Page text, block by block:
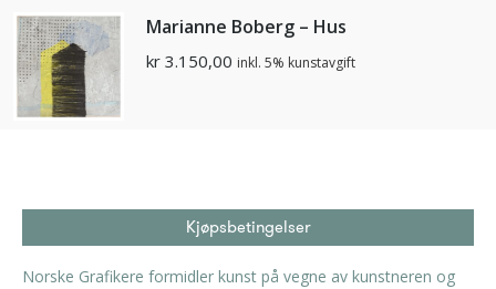
Marianne Boberg – Hus
kr 3.150,00 inkl. 5% kunstavgift
Kjøpsbetingelser
Norske Grafikere formidler kunst på vegne av kunstneren og